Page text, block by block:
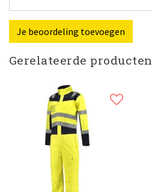
Je beoordeling toevoegen
Gerelateerde producten